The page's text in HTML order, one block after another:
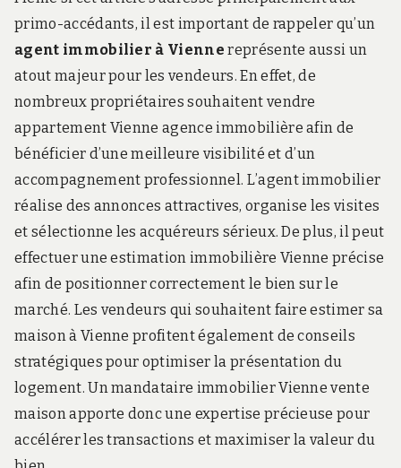
primo-accédants, il est important de rappeler qu’un
agent immobilier à Vienne représente aussi un
atout majeur pour les vendeurs. En effet, de
nombreux propriétaires souhaitent vendre
appartement Vienne agence immobilière afin de
bénéficier d’une meilleure visibilité et d’un
accompagnement professionnel. L’agent immobilier
réalise des annonces attractives, organise les visites
et sélectionne les acquéreurs sérieux. De plus, il peut
effectuer une estimation immobilière Vienne précise
afin de positionner correctement le bien sur le
marché. Les vendeurs qui souhaitent faire estimer sa
maison à Vienne profitent également de conseils
stratégiques pour optimiser la présentation du
logement. Un mandataire immobilier Vienne vente
maison apporte donc une expertise précieuse pour
accélérer les transactions et maximiser la valeur du